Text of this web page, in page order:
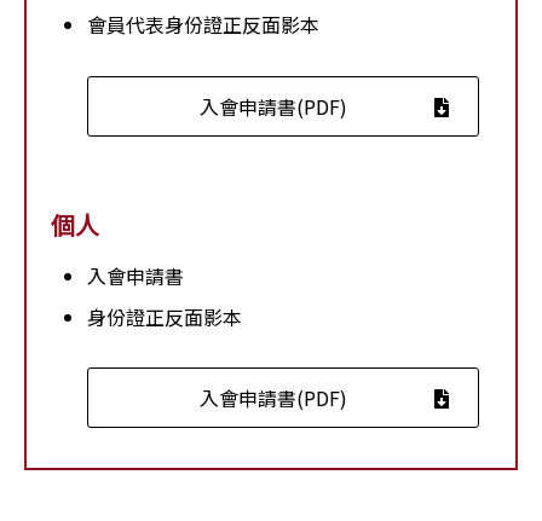
會員代表身份證正反面影本
入會申請書(PDF)
個人
入會申請書
身份證正反面影本
入會申請書(PDF)